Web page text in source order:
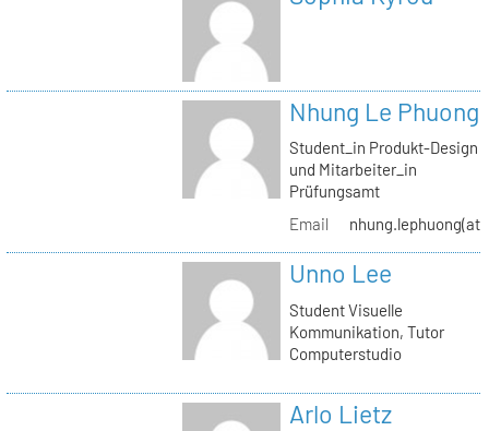
Nhung Le Phuong
Student_in Produkt-Design
und Mitarbeiter_in
Prüfungsamt
Email
Unno Lee
Student Visuelle
Kommunikation, Tutor
Computerstudio
Arlo Lietz